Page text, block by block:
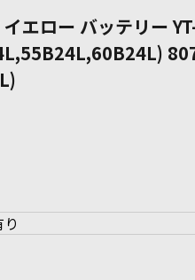
イエロー バッテリー